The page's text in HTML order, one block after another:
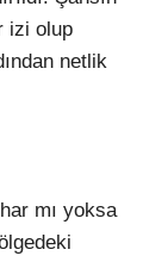
izi olup
netlik
mı yoksa